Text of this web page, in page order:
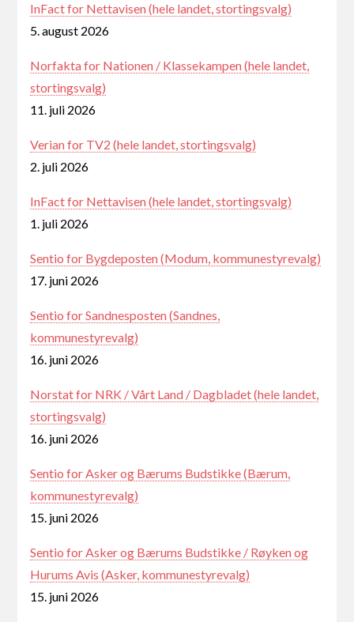
InFact for Nettavisen (hele landet, stortingsvalg)
5. august 2026
Norfakta for Nationen / Klassekampen (hele landet,
stortingsvalg)
11. juli 2026
Verian for TV2 (hele landet, stortingsvalg)
2. juli 2026
InFact for Nettavisen (hele landet, stortingsvalg)
1. juli 2026
Sentio for Bygdeposten (Modum, kommunestyrevalg)
17. juni 2026
Sentio for Sandnesposten (Sandnes,
kommunestyrevalg)
16. juni 2026
Norstat for NRK / Vårt Land / Dagbladet (hele landet,
stortingsvalg)
16. juni 2026
Sentio for Asker og Bærums Budstikke (Bærum,
kommunestyrevalg)
15. juni 2026
Sentio for Asker og Bærums Budstikke / Røyken og
Hurums Avis (Asker, kommunestyrevalg)
15. juni 2026